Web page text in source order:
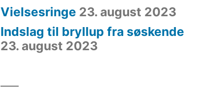
Vielsesringe 23. august 2023
Indslag til bryllup fra søskende
23. august 2023